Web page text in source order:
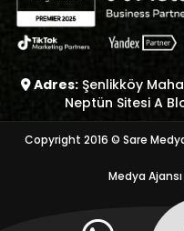
Adres: Şenlikköy
Neptün Sitesi A
Copyright 2016 © Sare
Medya Ajansı